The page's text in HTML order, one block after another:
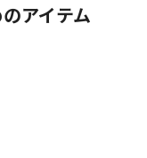
アイテム